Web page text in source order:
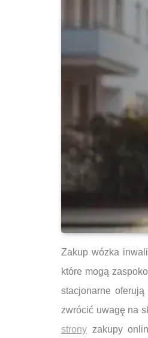
Zakup wózka
które mogą
stacjonarne
zwrócić uwagę na
strony zakupy